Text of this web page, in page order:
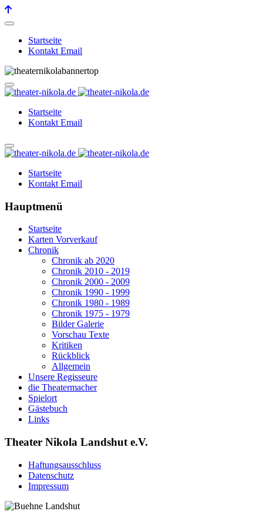
Startseite
Kontakt Email
Startseite
Kontakt Email
Startseite
Kontakt Email
Hauptmenü
Startseite
Karten Vorverkauf
Chronik
Chronik ab 2020
Chronik 2010 - 2019
Chronik 2000 - 2009
Chronik 1990 - 1999
Chronik 1980 - 1989
Chronik 1975 - 1979
Bilder Galerie
Vorschau Texte
Kritiken
Rückblick
Allgemein
Unsere Regisseure
die Theatermacher
Spielort
Gästebuch
Links
Theater Nikola Landshut e.V.
Haftungsausschluss
Datenschutz
Impressum